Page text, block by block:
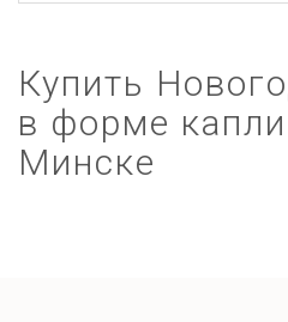
Купить
в форме
Минске